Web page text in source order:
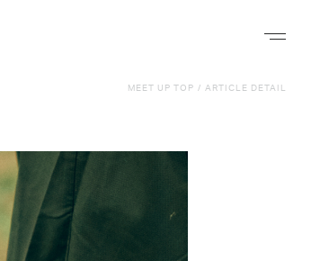
ナビゲ
MEET UP TOP / ARTICLE DETAIL